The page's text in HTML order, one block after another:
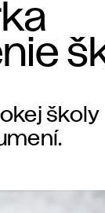
školy